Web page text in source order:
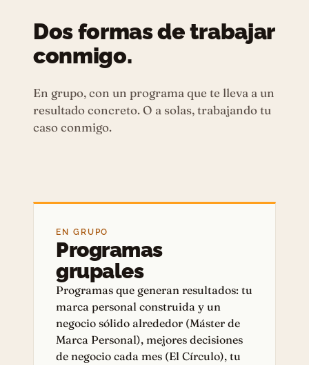
Dos formas de trabajar
conmigo.
En grupo, con un programa que te lleva a un
resultado concreto. O a solas, trabajando tu
caso conmigo.
EN GRUPO
Programas
grupales
Programas que generan resultados: tu
marca personal construida y un
negocio sólido alrededor (Máster de
Marca Personal), mejores decisiones
de negocio cada mes (El Círculo), tu